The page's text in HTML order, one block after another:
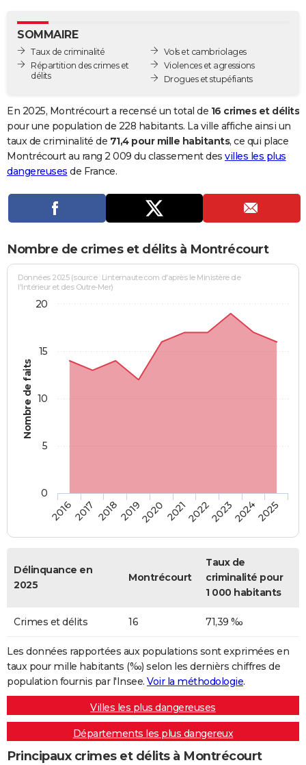
GUIDES D'ACHAT
BONS PLANS
Carte de Noël
Carte Bonne année
Carte Saint-Valentin
Carte Pâques
Carte d'anniversaire
DICTIONNAIRE
Dictionnaire
Biographies
Citations
Expressions
Proverbes
PROGRAMME TV
Se connecter
Entreprises
Service militaire
Avis de recherche
AVIS DE DÉCÈS
Bricolage
Lifestyle
Culture
Sport
Auto
Television
Voyage
Cinema
SOMMAIRE
Taux de criminalité
Répartition des crimes et
délits
Vols et cambriolages
Violences et agressions
Drogues et stupéfiants
En 2025, Montrécourt a recensé un total de 16 crimes et délits
pour une population de 228 habitants. La ville affiche ainsi un
taux de criminalité de 71,4 pour mille habitants, ce qui place
Montrécourt au rang 2 009 du classement des villes les plus
dangereuses de France.
Nombre de crimes et délits à Montrécourt
Nombre de faits
Données 2025 (source : Linternaute.com d'après le Ministère de
l'Intérieur et des Outre-Mer)
20162017 20182019202020212022202320242025
0
5
10
15
20
Délinquance en
2025
Montrécourt
Taux de
criminalité pour
1 000 habitants
Crimes et délits 16 71,39 ‰
Les données rapportées aux populations sont exprimées en
taux pour mille habitants (‰) selon les dernièrs chiffres de
population fournis par l'Insee. Voir la méthodologie.
Villes les plus dangereuses
Départements les plus dangereux
Principaux crimes et délits à Montrécourt